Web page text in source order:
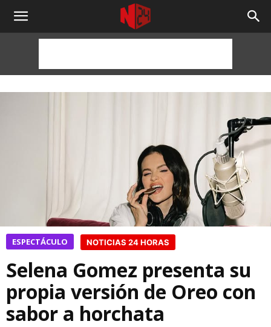
NOTICIAS
HORAS
ESPECTÁCULO NOTICIAS 24 HORAS
Selena Gomez presenta su
propia versión de Oreo con
sabor a horchata